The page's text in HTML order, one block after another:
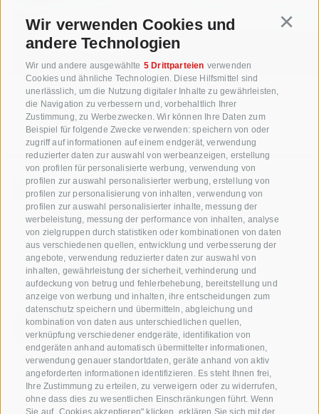
Wir verwenden Cookies und
andere Technologien
Wir und andere ausgewählte 5 Drittparteien verwenden
Cookies und ähnliche Technologien. Diese Hilfsmittel sind
unerlässlich, um die Nutzung digitaler Inhalte zu gewährleisten,
die Navigation zu verbessern und, vorbehaltlich Ihrer
Zustimmung, zu Werbezwecken. Wir können Ihre Daten zum
Beispiel für folgende Zwecke verwenden: speichern von oder
zugriff auf informationen auf einem endgerät, verwendung
reduzierter daten zur auswahl von werbeanzeigen, erstellung
von profilen für personalisierte werbung, verwendung von
profilen zur auswahl personalisierter werbung, erstellung von
profilen zur personalisierung von inhalten, verwendung von
profilen zur auswahl personalisierter inhalte, messung der
werbeleistung, messung der performance von inhalten, analyse
von zielgruppen durch statistiken oder kombinationen von daten
aus verschiedenen quellen, entwicklung und verbesserung der
angebote, verwendung reduzierter daten zur auswahl von
inhalten, gewährleistung der sicherheit, verhinderung und
aufdeckung von betrug und fehlerbehebung, bereitstellung und
anzeige von werbung und inhalten, ihre entscheidungen zum
datenschutz speichern und übermitteln, abgleichung und
kombination von daten aus unterschiedlichen quellen,
verknüpfung verschiedener endgeräte, identifikation von
endgeräten anhand automatisch übermittelter informationen,
verwendung genauer standortdaten, geräte anhand von aktiv
angeforderten informationen identifizieren. Es steht Ihnen frei,
Ihre Zustimmung zu erteilen, zu verweigern oder zu widerrufen,
ohne dass dies zu wesentlichen Einschränkungen führt. Wenn
ZUM REZEPT
+39 0471 256 700
info@biosuedtirol.com
Verband der Südtiroler Obstgenossenschaften
Jakobistraße 1A, 39018 Terlan, Südtirol, Italien
www.vog.it
Fragen & Antworten
Unsere Apfelsorten
Apfelrezepte